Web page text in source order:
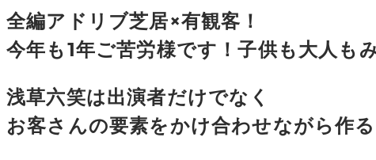
全編アドリブ芝居×有観客！
今年も1年ご苦労様です！子供も大人も
浅草六笑は出演者だけでなく
お客さんの要素をかけ合わせながら作